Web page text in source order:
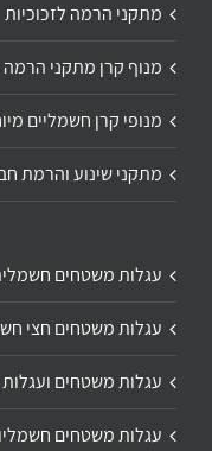
מתקני הרמה לזכוכיות
מנוף קרן מתקני הרמה
מנופי קרן חשמליים
מתקני שינוע והרמת
עגלות משטחים
עגלות משטחים חצי
עגלות משטחים ועגלות
עגלות משטחים